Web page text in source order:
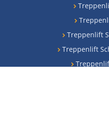
Treppenlift
Treppenlift